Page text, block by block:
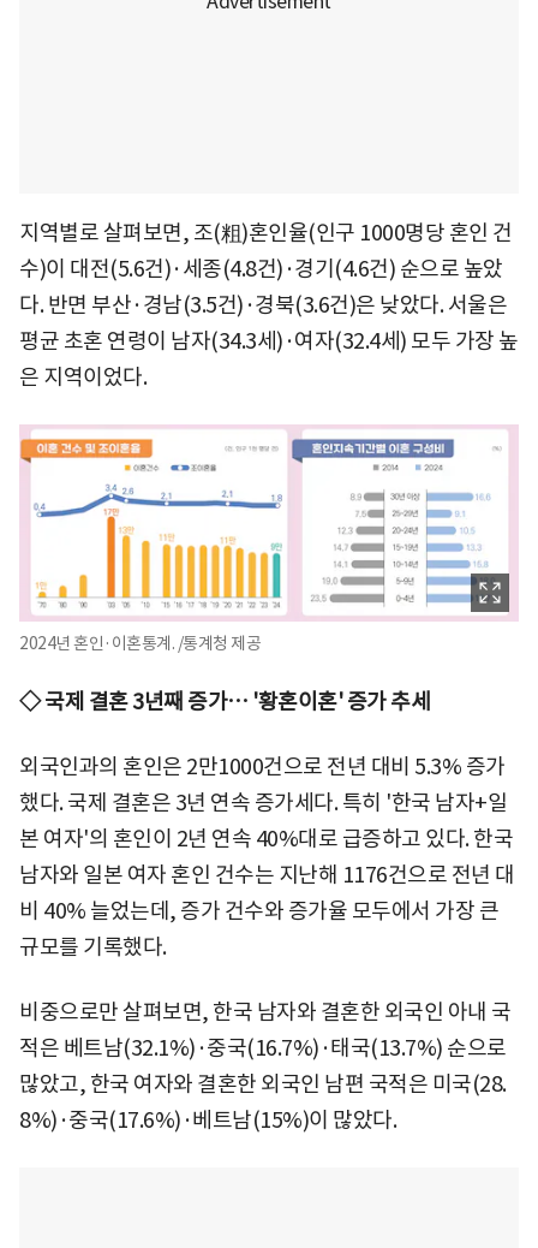
지역별로 살펴보면, 조(粗)혼인율(인구 1000명당 혼인 건
수)이 대전(5.6건)·세종(4.8건)·경기(4.6건) 순으로 높았
다. 반면 부산·경남(3.5건)·경북(3.6건)은 낮았다. 서울은
평균 초혼 연령이 남자(34.3세)·여자(32.4세) 모두 가장 높
은 지역이었다.
2024년 혼인·이혼통계. /통계청 제공
◇ 국제 결혼 3년째 증가… '황혼이혼' 증가 추세
외국인과의 혼인은 2만1000건으로 전년 대비 5.3% 증가
했다. 국제 결혼은 3년 연속 증가세다. 특히 '한국 남자+일
본 여자'의 혼인이 2년 연속 40%대로 급증하고 있다. 한국
남자와 일본 여자 혼인 건수는 지난해 1176건으로 전년 대
비 40% 늘었는데, 증가 건수와 증가율 모두에서 가장 큰
규모를 기록했다.
비중으로만 살펴보면, 한국 남자와 결혼한 외국인 아내 국
적은 베트남(32.1%)·중국(16.7%)·태국(13.7%) 순으로
많았고, 한국 여자와 결혼한 외국인 남편 국적은 미국(28.
8%)·중국(17.6%)·베트남(15%)이 많았다.